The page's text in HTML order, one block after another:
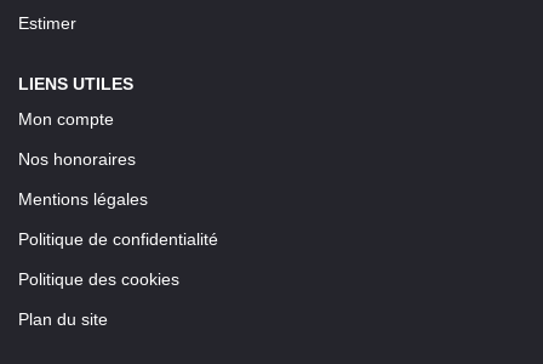
Estimer
LIENS UTILES
Mon compte
Nos honoraires
Mentions légales
Politique de confidentialité
Politique des cookies
Plan du site